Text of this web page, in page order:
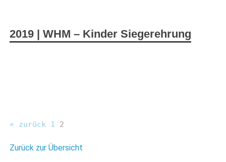
2019 | WHM – Kinder Siegerehrung
« zurück 1 2
Zurück zur Übersicht